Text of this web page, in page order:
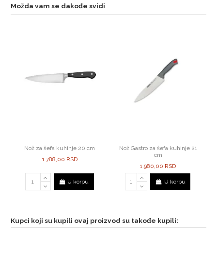
Možda vam se dakođe svidi
Nož za šefa kuhinje 20 cm
1.788,00 RSD
U korpu
Nož Gastro za šefa kuhinje 21
cm
1.980,00 RSD
U korpu
Kupci koji su kupili ovaj proizvod su takođe kupili: